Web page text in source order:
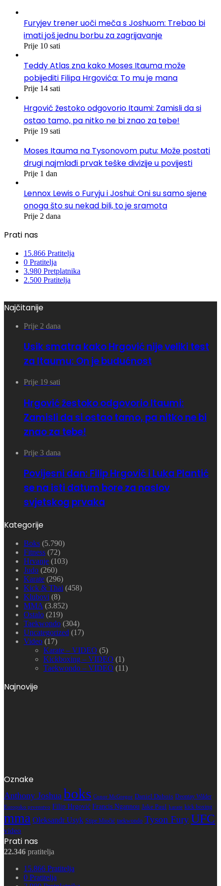
Furyjev trener uoči meča s Joshuom: Trebao bi
imati još jednu borbu za zagrijavanje
Prije 10 sati
Teddy Atlas zna kako Moses Itauma može
pobijediti Filipa Hrgovića: To mu je mana
Prije 14 sati
Hrgović žestoko odgovorio Itaumi: Zamisli da si
ostao tamo, pa nitko ne bi znao za tebe!
Prije 19 sati
Moses Itauma na Tysonovom putu: Može postati
drugi najmlađi prvak teške divizije u povijesti
Prije 1 dan
Lennox Lewis o Furyju i Joshui: Oni su samo sjene
onoga što su nekad bili, to je sramota
Prije 2 dana
Prati nas
15.866 Pratitelja
0 Pratitelja
3.980 Pretplatnika
2.500 Pratitelja
Najčitanije
Prije 2 dana
Usik smatra kako Hrgović nije veliki test
za Itaumu: On je budućnost
Prije 19 sati
Hrgović žestoko odgovorio Itaumi:
Zamisli da si ostao tamo, pa nitko ne bi
znao za tebe!
Prije 3 dana
Povijesni dan: Filip Hrgović i Luka Plantić
se na isti datum bore za naslov
svjetskog prvaka
Kategorije
Boks (5.790)
Fitness (72)
Hrvanje (103)
Judo (260)
Karate (296)
Kick & Thai (458)
Klubovi (8)
MMA (3.852)
Ostalo (219)
Taekwondo (304)
Uncategorized (17)
Video (17)
Karate – VIDEO (5)
Kickboxing – VIDEO (1)
Taekwondo – VIDEO (11)
Najnovije
Oznake
Anthony Joshua boks Conor McGregor Daniel Dubois Deontay Wilder
Europsko prvenstvo Filip Hrgović Francis Ngannou Jake Paul karate kick boxing
mma Oleksandr Usyk Stipe Miočić taekwondo Tyson FuryUFC
video
Prati nas
22.346 pratitelja
15.866 Pratitelja
0 Pratitelja